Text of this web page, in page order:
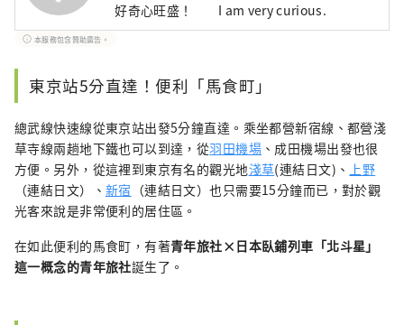
好奇心旺盛！ I am very curious.
本服務包含贊助廣告。
東京站5分直達！便利「馬食町」
總武線快速線從東京站出發5分鐘直達。乘坐都營新宿線、都營淺
草寺線兩趟地下鐵也可以到達，從羽田機場 、成田機場出發也很
方便。另外，從這裡到東京有名的觀光地淺草(連結日文)、 上野
（連結日文）、 新宿 （連結日文）也只需要15分鐘而已，對於觀
光客來說是非常便利的居住區。
在如此便利的馬食町，有著青年旅社×日本臥鋪列車「北斗星」
這一概念的青年旅社誕生了。